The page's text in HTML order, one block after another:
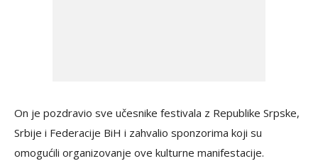
On je pozdravio sve učesnike festivala z Republike Srpske,
Srbije i Federacije BiH i zahvalio sponzorima koji su
omogućili organizovanje ove kulturne manifestacije.